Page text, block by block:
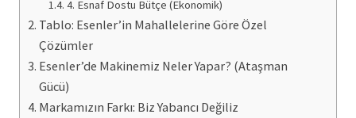
4. Esnaf Dostu Bütçe (Ekonomik)
Tablo: Esenler’in Mahallelerine Göre Özel
Çözümler
Esenler’de Makinemiz Neler Yapar? (Ataşman
Gücü)
Markamızın Farkı: Biz Yabancı Değiliz